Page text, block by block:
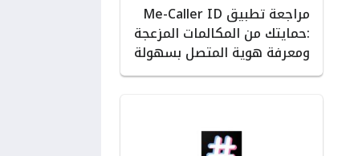
مراجعة تطبيق Me-Caller ID
:حمايتك من المكالمات المزعجة
ومعرفة هوية المتصل بسهولة